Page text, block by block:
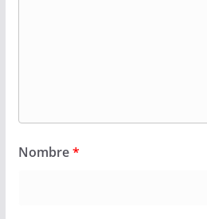
Nombre*